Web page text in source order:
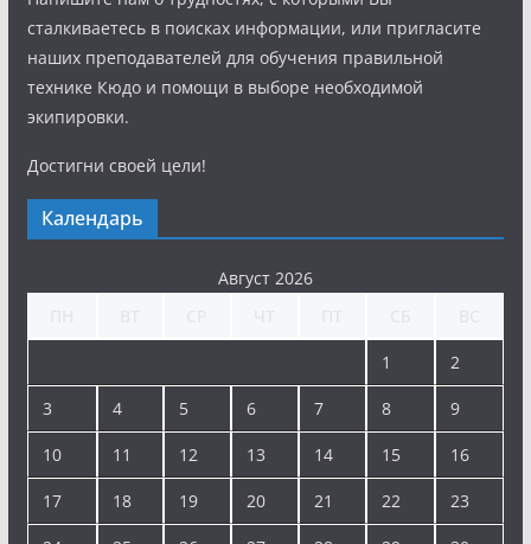
сталкиваетесь в поисках информации, или пригласите
наших преподавателей для обучения правильной
технике Кюдо и помощи в выборе необходимой
экипировки.
Достигни своей цели!
Календарь
Август 2026
1 2
3 4 5 6 7 8 9
10 11 12 13 14 15 16
17 18 19 20 21 22 23